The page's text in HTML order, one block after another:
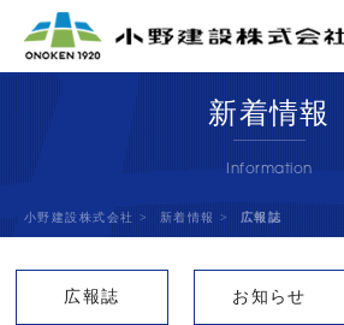
新着情報
Information
小野建設株式会社 > 新着情報 > 広報誌
広報誌 お知らせ